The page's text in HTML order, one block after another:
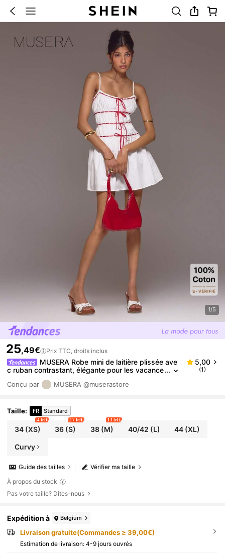
1/5
25,49€ Prix TTC, droits inclus
MUSERA Robe mini de laitière plissée ave
c ruban contrastant, élégante pour les vacance
s d'été et de printemps à Ibiza
5,00
(1)
Conçu par MUSERA @muserastore
Taille: FR Standard
34(XS)
4 left
36 (S)
17 left
38(M)
13 left
40/42 (L) 44 (XL)
Curvy
Vérifier ma taille
Guide des tailles
À propos du stock
Pas votre taille? Dites-nous
Expédition à Belgium
Livraison gratuite(Commandes ≥ 39,00€)
Estimation de livraison: 4-9 jours ouvrés